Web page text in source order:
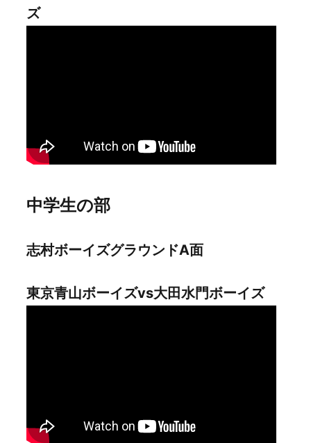
ズ
中学生の部
志村ボーイズグラウンドA面
東京青山ボーイズvs大田水門ボーイズ